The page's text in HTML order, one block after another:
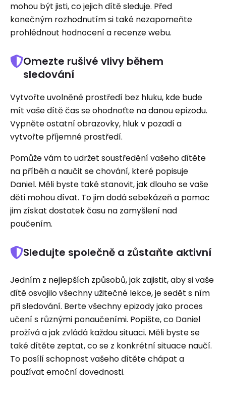
mohou být jisti, co jejich dítě sleduje. Před
konečným rozhodnutím si také nezapomeňte
prohlédnout hodnocení a recenze webu.
Omezte rušivé vlivy během
sledování
Vytvořte uvolněné prostředí bez hluku, kde bude
mít vaše dítě čas se ohodnoťte na danou epizodu.
Vypněte ostatní obrazovky, hluk v pozadí a
vytvořte příjemné prostředí.
Pomůže vám to udržet soustředění vašeho dítěte
na příběh a naučit se chování, které popisuje
Daniel. Měli byste také stanovit, jak dlouho se vaše
děti mohou dívat. To jim dodá sebekázeň a pomoc
jim získat dostatek času na zamyšlení nad
poučením.
Sledujte společně a zůstaňte aktivní
Jedním z nejlepších způsobů, jak zajistit, aby si vaše
dítě osvojilo všechny užitečné lekce, je sedět s ním
při sledování. Berte všechny epizody jako proces
učení s různými ponaučeními. Popište, co Daniel
prožívá a jak zvládá každou situaci. Měli byste se
také dítěte zeptat, co se z konkrétní situace naučí.
To posílí schopnost vašeho dítěte chápat a
používat emoční dovednosti.